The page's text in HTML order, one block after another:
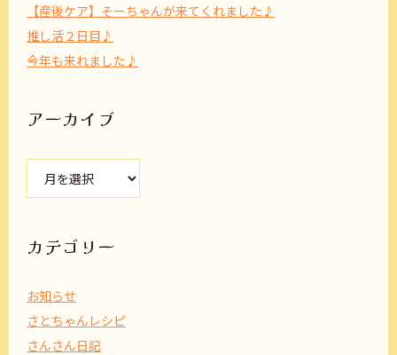
【産後ケア】そーちゃんが来てくれました♪
推し活２日目♪
今年も来れました♪
アーカイブ
カ
ブ
カテゴリー
お知らせ
さとちゃんレシピ
さんさん日記